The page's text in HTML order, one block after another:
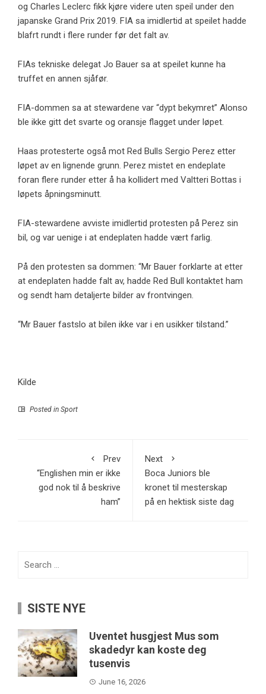
og Charles Leclerc fikk kjøre videre uten speil under den
japanske Grand Prix 2019. FIA sa imidlertid at speilet hadde
blafrt rundt i flere runder før det falt av.
FIAs tekniske delegat Jo Bauer sa at speilet kunne ha
truffet en annen sjåfør.
FIA-dommen sa at stewardene var “dypt bekymret” Alonso
ble ikke gitt det svarte og oransje flagget under løpet.
Haas protesterte også mot Red Bulls Sergio Perez etter
løpet av en lignende grunn. Perez mistet en endeplate
foran flere runder etter å ha kollidert med Valtteri Bottas i
løpets åpningsminutt.
FIA-stewardene avviste imidlertid protesten på Perez sin
bil, og var uenige i at endeplaten hadde vært farlig.
På den protesten sa dommen: “Mr Bauer forklarte at etter
at endeplaten hadde falt av, hadde Red Bull kontaktet ham
og sendt ham detaljerte bilder av frontvingen.
“Mr Bauer fastslo at bilen ikke var i en usikker tilstand.”
Kilde
Posted in Sport
Prev
“Englishen min er ikke
god nok til å beskrive
ham”
Next
Boca Juniors ble
kronet til mesterskap
på en hektisk siste dag
SISTE NYE
Uventet husgjest Mus som
skadedyr kan koste deg
tusenvis
June 16, 2026